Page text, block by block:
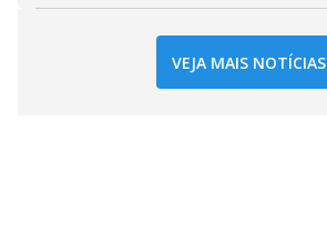
VEJA MAIS NOTÍCIAS